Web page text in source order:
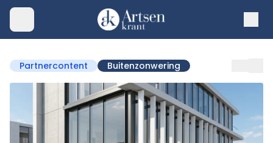
Partnercontent Buitenzonwering